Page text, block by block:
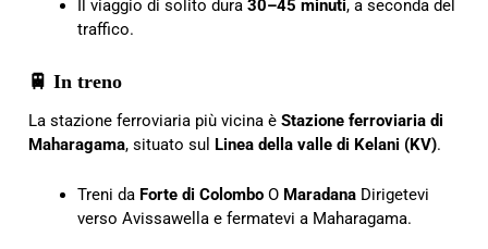
Il viaggio di solito dura 30–45 minuti, a seconda del
traffico.
🚆 In treno
La stazione ferroviaria più vicina è Stazione ferroviaria di
Maharagama, situato sul Linea della valle di Kelani (KV).
Treni da Forte di Colombo O Maradana Dirigetevi
verso Avissawella e fermatevi a Maharagama.